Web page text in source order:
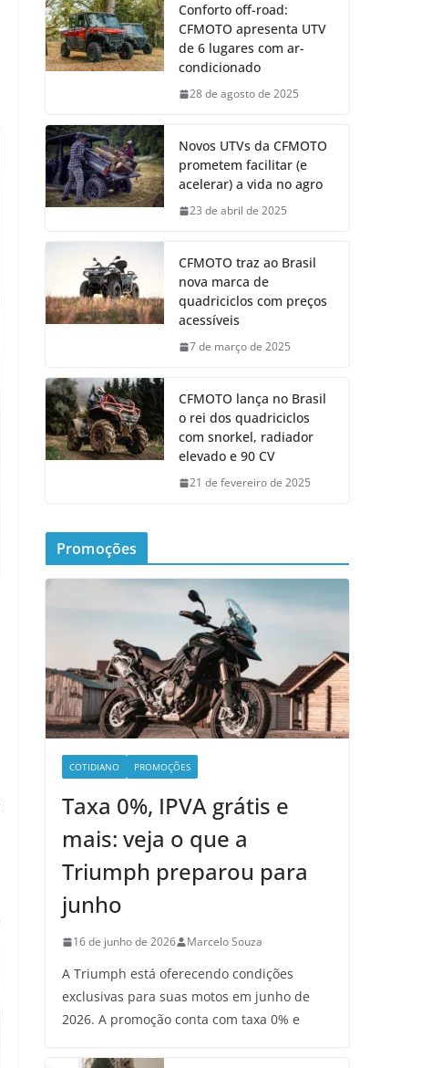
Conforto off-road:
CFMOTO apresenta UTV
de 6 lugares com ar-
condicionado
28 de agosto de 2025
Novos UTVs da CFMOTO
prometem facilitar (e
acelerar) a vida no agro
23 de abril de 2025
CFMOTO traz ao Brasil
nova marca de
quadriciclos com preços
acessíveis
7 de março de 2025
CFMOTO lança no Brasil
o rei dos quadriciclos
com snorkel, radiador
elevado e 90 CV
21 de fevereiro de 2025
Promoções
COTIDIANO PROMOÇÕES
Taxa 0%, IPVA grátis e
mais: veja o que a
Triumph preparou para
junho
16 de junho de 2026 Marcelo Souza
A Triumph está oferecendo condições
exclusivas para suas motos em junho de
2026. A promoção conta com taxa 0% e